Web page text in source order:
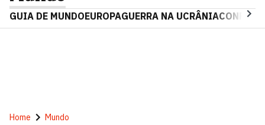
GUIA DE MUNDOEUROPAGUERRA NA UCRÂNIA
Home Mundo